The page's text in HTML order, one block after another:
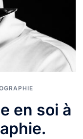
en soi à